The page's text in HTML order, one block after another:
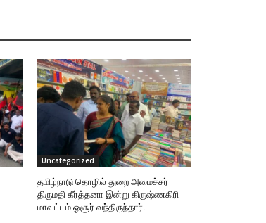
Uncategorized
தமிழ்நாடு தொழில் துறை அமைச்சர்
திருமதி கீர்த்தனா இன்று கிருஷ்ணகிரி
மாவட்டம் ஓசூர் வந்திருந்தார்.